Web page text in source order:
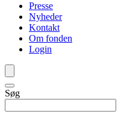
Presse
Nyheder
Kontakt
Om fonden
Login
Søg